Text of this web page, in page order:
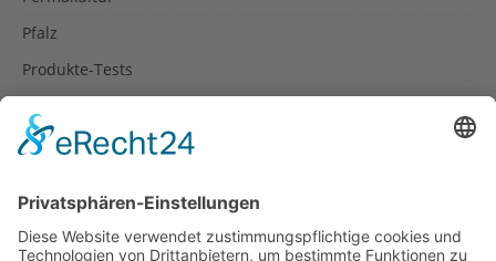
Pfalz
Produkte-Tests
Rezepte
Spanien
Südtirol